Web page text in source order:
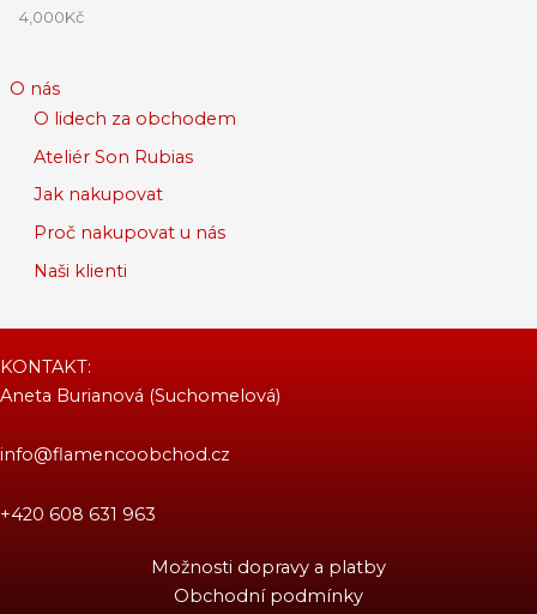
4,000Kč
O nás
O lidech za obchodem
Ateliér Son Rubias
Jak nakupovat
Proč nakupovat u nás
Naši klienti
KONTAKT:
Aneta Burianová (Suchomelová)
info@flamencoobchod.cz
+420 608 631 963
Možnosti dopravy a platby
Obchodní podmínky